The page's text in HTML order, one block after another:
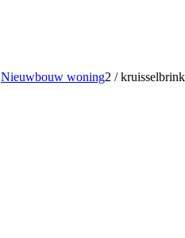
Nieuwbouw woning2 /